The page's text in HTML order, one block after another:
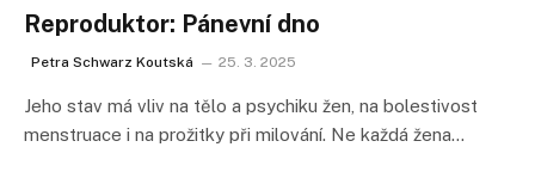
Reproduktor: Pánevní dno
Petra Schwarz Koutská 25. 3. 2025
Jeho stav má vliv na tělo a psychiku žen, na bolestivost
menstruace i na prožitky při milování. Ne každá žena…